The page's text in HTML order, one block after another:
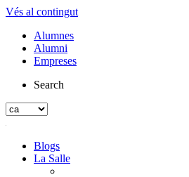
Vés al contingut
Alumnes
Alumni
Empreses
Search
Blogs
La Salle